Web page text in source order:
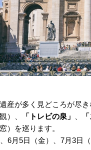
産が多く見どころが尽き
）、 「トレビの泉」 、
窓）を巡ります。
6月5日（金）、7月3日